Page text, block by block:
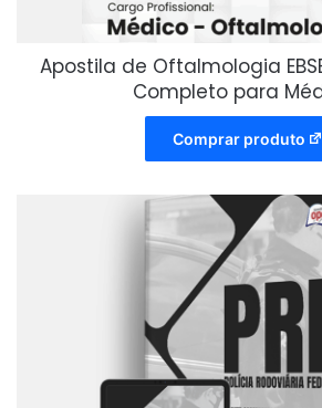
Apostila de Oftalmologia
Completo para
Comprar produto